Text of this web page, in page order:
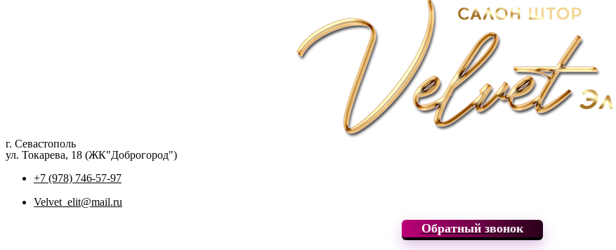
г. Севастополь
ул. Токарева, 18 (ЖК"Доброгород")
+7 (978) 746-57-97
Velvet_elit@mail.ru
Обратный звонок